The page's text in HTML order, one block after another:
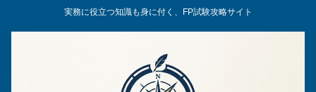
実務に役立つ知識も身に付く、FP試験攻略サイト